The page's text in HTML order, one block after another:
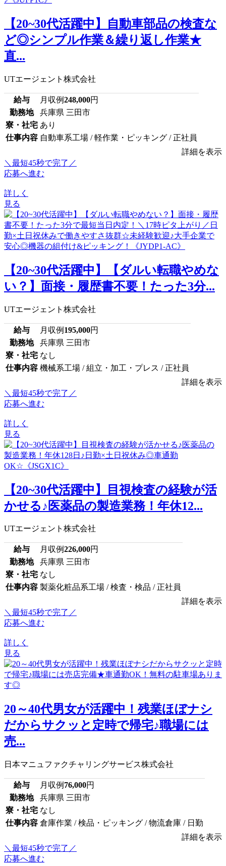
【20~30代活躍中】自動車部品の検査な
ど◎シンプル作業＆繰り返し作業★
直...
UTエージェント株式会社
給与 月収例248,000円
勤務地
兵庫県 三田市
寮・社宅 あり
仕事内容 自動車系工場 / 軽作業・ピッキング / 正社員
詳細を表示
＼最短45秒で完了／
応募へ進む
詳しく
見る
【20~30代活躍中】【ダルい転職やめな
い？】面接・履歴書不要！たった3分...
UTエージェント株式会社
給与 月収例 195,000円
勤務地
兵庫県 三田市
寮・社宅 なし
仕事内容 機械系工場 / 組立・加工・プレス / 正社員
詳細を表示
＼最短45秒で完了／
応募へ進む
詳しく
見る
【20~30代活躍中】目視検査の経験が活
かせる♪医薬品の製造業務！年休12...
UTエージェント株式会社
給与 月収例226,000円
勤務地
兵庫県 三田市
寮・社宅 なし
仕事内容 製薬化粧品系工場 / 検査・検品 / 正社員
詳細を表示
＼最短45秒で完了／
応募へ進む
詳しく
見る
20～40代男女が活躍中！残業ほぼナシ
だからサクッと定時で帰宅♪職場には
売...
日本マニュファクチャリングサービス株式会社
給与 月収例 76,000円
勤務地
兵庫県 三田市
寮・社宅 なし
仕事内容 倉庫作業 / 検品・ピッキング / 物流倉庫 / 日勤
詳細を表示
＼最短45秒で完了／
応募へ進む